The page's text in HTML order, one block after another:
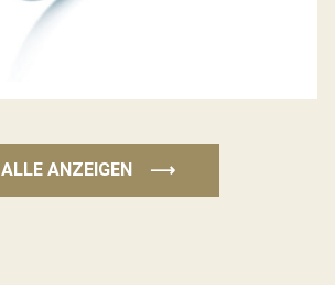
ALLE ANZEIGEN ⟶